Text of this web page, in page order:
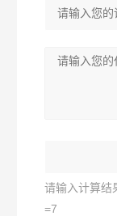
请输入计算结
=7